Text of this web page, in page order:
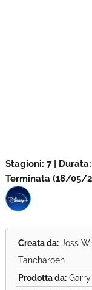
Stagioni: 7 |
Terminata (18/05/
Creata da:Joss
Tancharoen
Prodotta da:Garry